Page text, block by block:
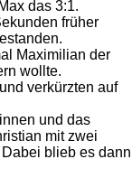
das 3:1.
früher
Maximilian der
wollte.
verkürzten auf
und das
mit zwei
blieb es dann